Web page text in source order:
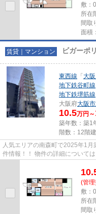
敷：
所在
間取
面積
賃貸｜マンション ビガーポ
東西線 「 大
地下鉄谷町線
地下鉄堺筋線
大阪府大阪
10.5万円～
築年数：築1
階数：12階建
人気エリアの南森町で2025年1
件情報！！ 物件の詳細について
(管
敷：
所在
間取